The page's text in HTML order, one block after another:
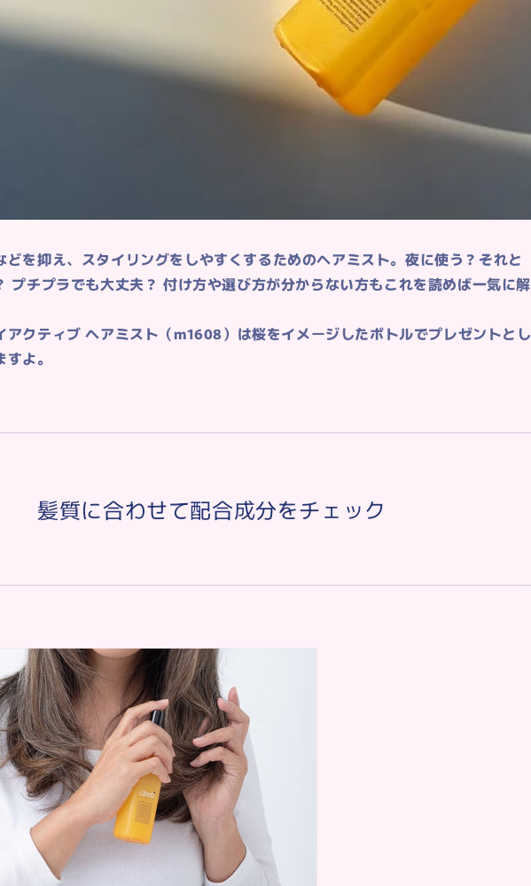
どを抑え、スタイリングをしやすくするためのヘアミスト。夜に使う？それと
プチプラでも大丈夫？ 付け方や選び方が分からない方もこれを読めば一気に解
アクティブ ヘアミスト（m1608）は桜をイメージしたボトルでプレゼントとし
よ。
髪質に合わせて配合成分をチェック